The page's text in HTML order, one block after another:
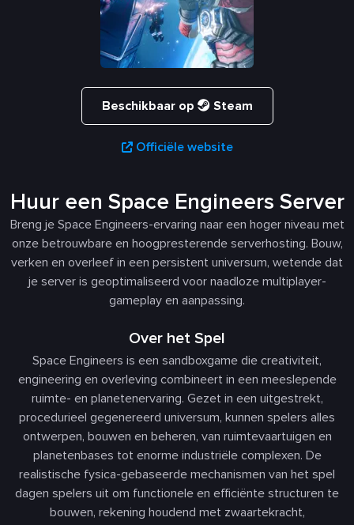
Beschikbaar op Steam
Officiële website
Huur een Space Engineers Server
Breng je Space Engineers-ervaring naar een hoger niveau met
onze betrouwbare en hoogpresterende serverhosting. Bouw,
verken en overleef in een persistent universum, wetende dat
je server is geoptimaliseerd voor naadloze multiplayer-
gameplay en aanpassing.
Over het Spel
Space Engineers is een sandboxgame die creativiteit,
engineering en overleving combineert in een meeslepende
ruimte- en planetenervaring. Gezet in een uitgestrekt,
procedurieel gegenereerd universum, kunnen spelers alles
ontwerpen, bouwen en beheren, van ruimtevaartuigen en
planetenbases tot enorme industriële complexen. De
realistische fysica-gebaseerde mechanismen van het spel
dagen spelers uit om functionele en efficiënte structuren te
bouwen, rekening houdend met zwaartekracht,